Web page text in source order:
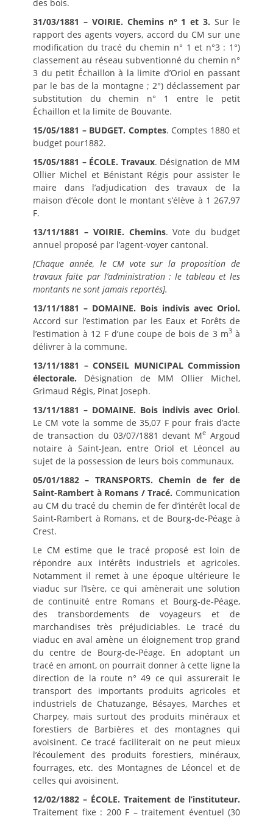
des bois.
31/03/1881 – VOIRIE. Chemins n° 1 et 3. Sur le
rapport des agents voyers, accord du CM sur une
modification du tracé du chemin n° 1 et n°3 : 1°)
classement au réseau subventionné du chemin n°
3 du petit Échaillon à la limite d’Oriol en passant
par le bas de la montagne ; 2°) déclassement par
substitution du chemin n° 1 entre le petit
Échaillon et la limite de Bouvante.
15/05/1881 – BUDGET. Comptes. Comptes 1880 et
budget pour1882.
15/05/1881 – ÉCOLE. Travaux. Désignation de MM
Ollier Michel et Bénistant Régis pour assister le
maire dans l’adjudication des travaux de la
maison d’école dont le montant s’élève à 1 267,97
F.
13/11/1881 – VOIRIE. Chemins. Vote du budget
annuel proposé par l’agent-voyer cantonal.
[Chaque année, le CM vote sur la proposition de
travaux faite par l’administration : le tableau et les
montants ne sont jamais reportés].
13/11/1881 – DOMAINE. Bois indivis avec Oriol.
Accord sur l’estimation par les Eaux et Forêts de
l’estimation à 12 F d’une coupe de bois de 3 m3à
délivrer à la commune.
13/11/1881 – CONSEIL MUNICIPAL Commission
électorale. Désignation de MM Ollier Michel,
Grimaud Régis, Pinat Joseph.
13/11/1881 – DOMAINE. Bois indivis avec Oriol.
Le CM vote la somme de 35,07 F pour frais d’acte
de transaction du 03/07/1881 devant Me Argoud
notaire à Saint-Jean, entre Oriol et Léoncel au
sujet de la possession de leurs bois communaux.
05/01/1882 – TRANSPORTS. Chemin de fer de
Saint-Rambert à Romans / Tracé. Communication
au CM du tracé du chemin de fer d’intérêt local de
Saint-Rambert à Romans, et de Bourg-de-Péage à
Crest.
Le CM estime que le tracé proposé est loin de
répondre aux intérêts industriels et agricoles.
Notamment il remet à une époque ultérieure le
viaduc sur l’Isère, ce qui amènerait une solution
de continuité entre Romans et Bourg-de-Péage,
des transbordements de voyageurs et de
marchandises très préjudiciables. Le tracé du
viaduc en aval amène un éloignement trop grand
du centre de Bourg-de-Péage. En adoptant un
tracé en amont, on pourrait donner à cette ligne la
direction de la route n° 49 ce qui assurerait le
transport des importants produits agricoles et
industriels de Chatuzange, Bésayes, Marches et
Charpey, mais surtout des produits minéraux et
forestiers de Barbières et des montagnes qui
avoisinent. Ce tracé faciliterait on ne peut mieux
l’écoulement des produits forestiers, minéraux,
fourrages, etc. des Montagnes de Léoncel et de
celles qui avoisinent.
12/02/1882 – ÉCOLE. Traitement de l’instituteur.
Traitement fixe : 200 F – traitement éventuel (30